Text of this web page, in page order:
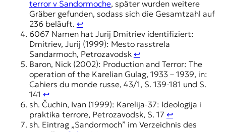
terror v Sandormoche, später wurden weitere
Gräber gefunden, sodass sich die Gesamtzahl auf
236 beläuft. ↩︎
6067 Namen hat Jurij Dmitriev identifiziert:
Dmitriev, Jurij (1999): Mesto rasstrela
Sandarmoch, Petrozavodsk ↩︎
Baron, Nick (2002): Production and Terror: The
operation of the Karelian Gulag, 1933 – 1939, in:
Cahiers du monde russe, 43/1, S. 139-181 und S.
141 ↩︎
sh. Čuchin, Ivan (1999): Karelija-37: Ideologija i
praktika terrore, Petrozavodsk, S. 17 ↩︎
sh. Eintrag „Sandormoch” im Verzeichnis des